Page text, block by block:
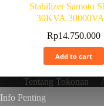
Stabilizer Samoto
30KVA
Rp14.750.000
Add to cart
Tentang Tokonan
Info Penting